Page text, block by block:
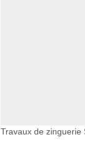
Travaux de zinguerie